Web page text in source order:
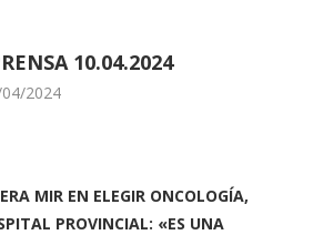
10.04.2024
2024
MIR EN ELEGIR ONCOLOGÍA,
PROVINCIAL: «ES UNA